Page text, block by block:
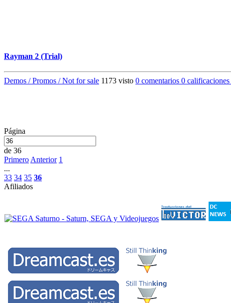
Rayman 2 (Trial)
Demos / Promos / Not for sale 1173 visto 0 comentarios 0 calificaciones
Página
de 36
Primero Anterior 1
...
33 34 35 36
Afiliados